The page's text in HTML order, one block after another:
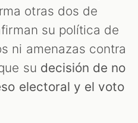
otras dos de
su política de
ni amenazas contra
su decisión de no
electoral y el voto